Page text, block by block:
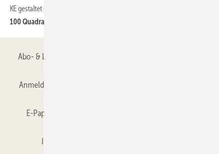
KE gestaltet große Outdoorbereiche
100 Quadratmeter locker überdacht
Abo- & Leserservice
Anmelden
E-Paper
Impressum